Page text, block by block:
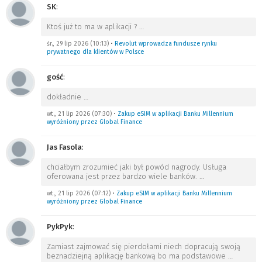
SK:
Ktoś już to ma w aplikacji ?
śr., 29 lip 2026 (10:13) • Revolut wprowadza fundusze rynku
prywatnego dla klientów w Polsce
gość:
dokładnie
wt., 21 lip 2026 (07:30) • Zakup eSIM w aplikacji Banku Millennium
wyróżniony przez Global Finance
Jas Fasola:
chciałbym zrozumieć jaki był powód nagrody. Usługa
oferowana jest przez bardzo wiele banków.
wt., 21 lip 2026 (07:12) • Zakup eSIM w aplikacji Banku Millennium
wyróżniony przez Global Finance
PykPyk:
Zamiast zajmować się pierdołami niech dopracują swoją
beznadziejną aplikację bankową bo ma podstawowe